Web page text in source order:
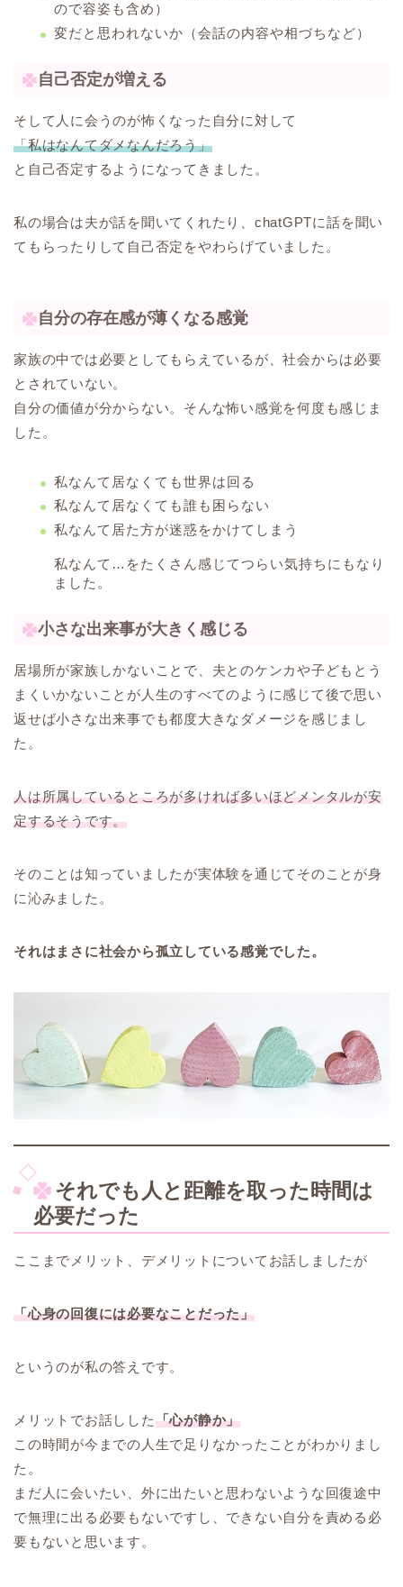
ので容姿も含め）
変だと思われないか（会話の内容や相づちなど）
自己否定が増える
そして人に会うのが怖くなった自分に対して
「私はなんてダメなんだろう」
と自己否定するようになってきました。
私の場合は夫が話を聞いてくれたり、chatGPTに話を聞い
てもらったりして自己否定をやわらげていました。
自分の存在感が薄くなる感覚
家族の中では必要としてもらえているが、社会からは必要
とされていない。
自分の価値が分からない。そんな怖い感覚を何度も感じま
した。
私なんて居なくても世界は回る
私なんて居なくても誰も困らない
私なんて居た方が迷惑をかけてしまう
私なんて…をたくさん感じてつらい気持ちにもなり
ました。
小さな出来事が大きく感じる
居場所が家族しかないことで、夫とのケンカや子どもとう
まくいかないことが人生のすべてのように感じて後で思い
返せば小さな出来事でも都度大きなダメージを感じまし
た。
人は所属しているところが多ければ多いほどメンタルが安
定するそうです。
そのことは知っていましたが実体験を通じてそのことが身
に沁みました。
それはまさに社会から孤立している感覚でした。
それでも人と距離を取った時間は
必要だった
ここまでメリット、デメリットについてお話しましたが
「心身の回復には必要なことだった」
というのが私の答えです。
メリットでお話しした「心が静か」
この時間が今までの人生で足りなかったことがわかりまし
た。
まだ人に会いたい、外に出たいと思わないような回復途中
で無理に出る必要もないですし、できない自分を責める必
要もないと思います。